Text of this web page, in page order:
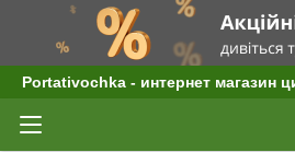
Portativochka - интернет магазин